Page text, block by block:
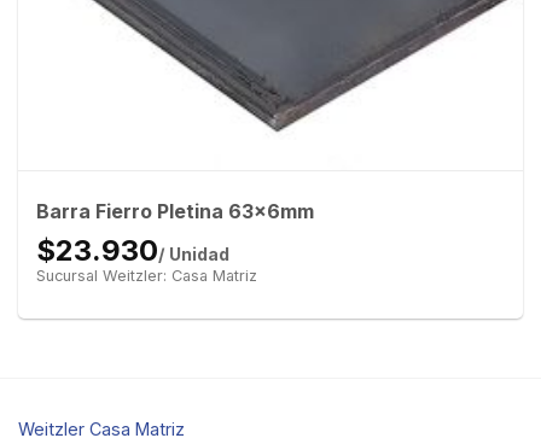
Barra Fierro Pletina 63x6mm
$23.930/ Unidad
Sucursal Weitzler: Casa Matriz
Weitzler Casa Matriz